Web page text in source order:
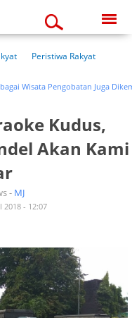
12:04:29 pm
Peristiwa Rakyat
Wisata Pengobatan Juga
Kudus,
Akan Kami
- MJ
2018 - 12:07